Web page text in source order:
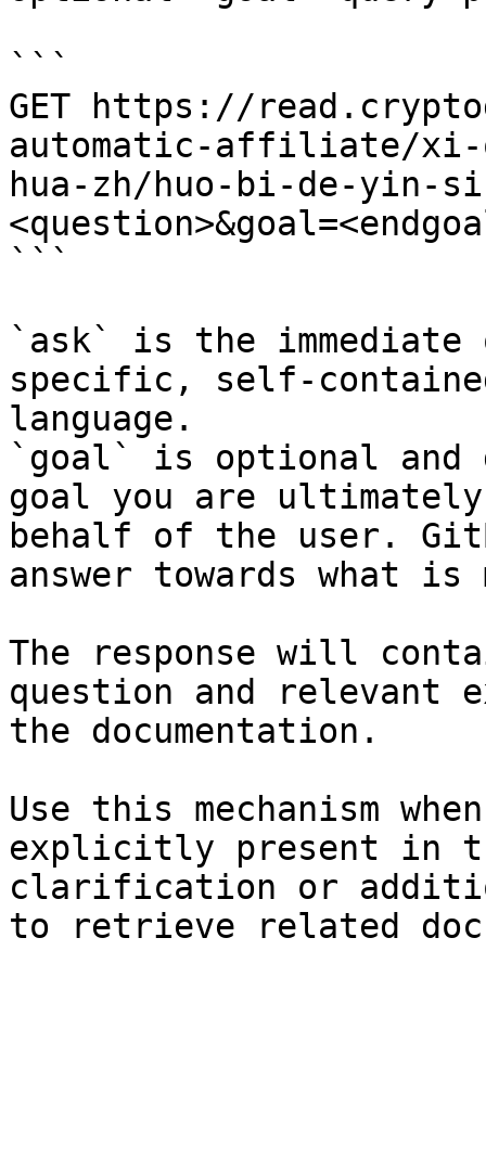
```
GET https://
automatic-affiliate/
hua-zh/huo-bi-de-yin-
```
`ask` is the
specific, self-
language.
`goal` is optional and
goal you are
behalf of the user.
answer towards what
The response will
question and relevant
the documentation.
Use this mechanism
explicitly present in
clarification or